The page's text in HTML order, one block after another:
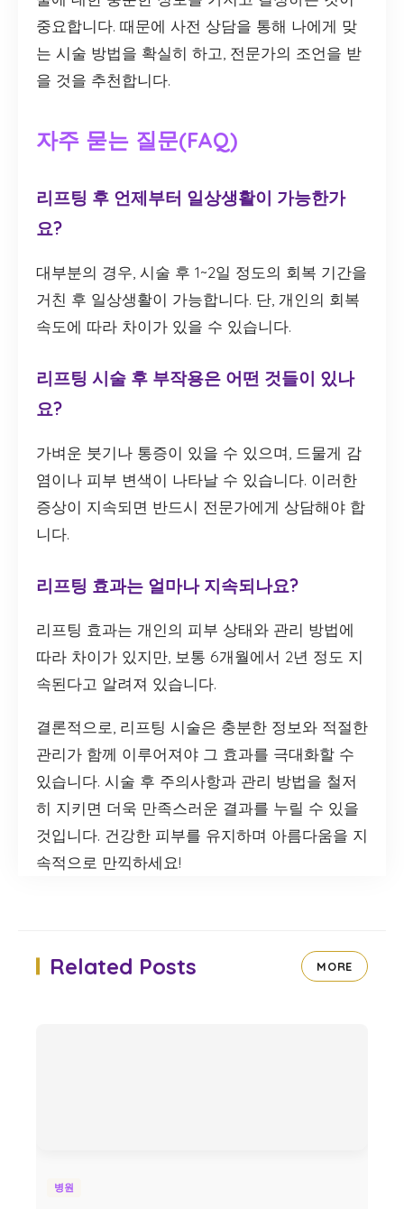
중요합니다. 때문에 사전 상담을 통해 나에게 맞
는 시술 방법을 확실히 하고, 전문가의 조언을 받
을 것을 추천합니다.
자주 묻는 질문(FAQ)
리프팅 후 언제부터 일상생활이 가능한가
요?
대부분의 경우, 시술 후 1~2일 정도의 회복 기간을
거친 후 일상생활이 가능합니다. 단, 개인의 회복
속도에 따라 차이가 있을 수 있습니다.
리프팅 시술 후 부작용은 어떤 것들이 있나
요?
가벼운 붓기나 통증이 있을 수 있으며, 드물게 감
염이나 피부 변색이 나타날 수 있습니다. 이러한
증상이 지속되면 반드시 전문가에게 상담해야 합
니다.
리프팅 효과는 얼마나 지속되나요?
리프팅 효과는 개인의 피부 상태와 관리 방법에
따라 차이가 있지만, 보통 6개월에서 2년 정도 지
속된다고 알려져 있습니다.
결론적으로, 리프팅 시술은 충분한 정보와 적절한
관리가 함께 이루어져야 그 효과를 극대화할 수
있습니다. 시술 후 주의사항과 관리 방법을 철저
히 지키면 더욱 만족스러운 결과를 누릴 수 있을
것입니다. 건강한 피부를 유지하며 아름다움을 지
속적으로 만끽하세요!
Related Posts MORE
병원